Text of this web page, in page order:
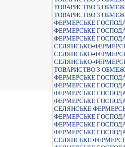
ТОВАРИСТВО З
ТОВАРИСТВО З
ФЕРМЕРСЬКЕ
ФЕРМЕРСЬКЕ
ФЕРМЕРСЬКЕ
СЕЛЯНСЬКО-
СЕЛЯНСЬКО-
СЕЛЯНСЬКО-
ТОВАРИСТВО З
ФЕРМЕРСЬКЕ
ФЕРМЕРСЬКЕ
ФЕРМЕРСЬКЕ
ФЕРМЕРСЬКЕ
СЕЛЯНСЬКЕ
ФЕРМЕРСЬКЕ
ФЕРМЕРСЬКЕ
ФЕРМЕРСЬКЕ
СЕЛЯНСЬКЕ